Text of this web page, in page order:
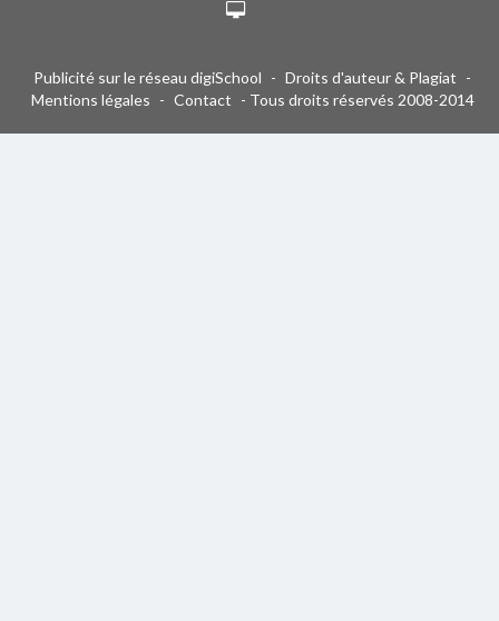
Publicité sur le réseau digiSchool - Droits d'auteur & Plagiat -
Mentions légales - Contact - Tous droits réservés 2008-2014